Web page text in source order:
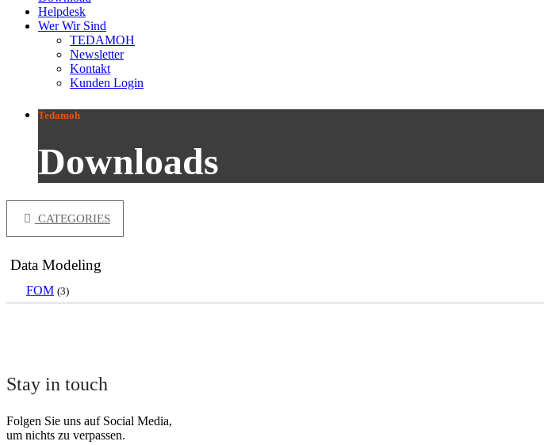
Helpdesk
Wer Wir Sind
TEDAMOH
Newsletter
Kontakt
Kunden Login
Tedamoh
Downloads
CATEGORIES
Data Modeling
FOM (3)
Stay in touch
Folgen Sie uns auf Social Media,
um nichts zu verpassen.